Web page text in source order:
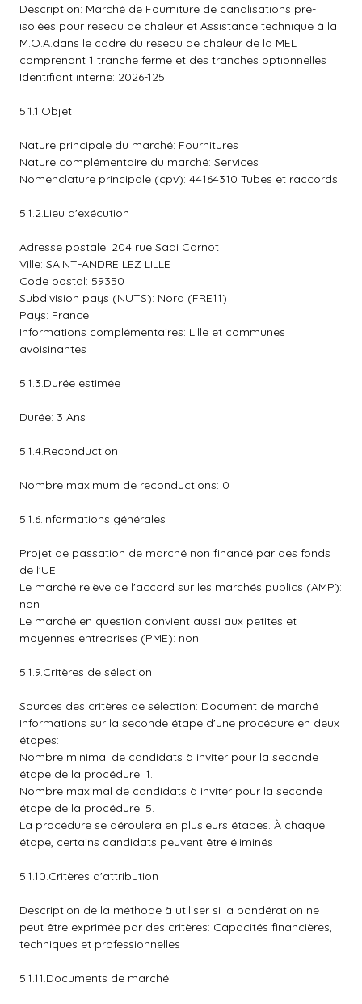
Description: Marché de Fourniture de canalisations pré-
isolées pour réseau de chaleur et Assistance technique à la
M.O.A.dans le cadre du réseau de chaleur de la MEL
comprenant 1 tranche ferme et des tranches optionnelles
Identifiant interne: 2026-125.
5.1.1.Objet
Nature principale du marché: Fournitures
Nature complémentaire du marché: Services
Nomenclature principale (cpv): 44164310 Tubes et raccords
5.1.2.Lieu d'exécution
Adresse postale: 204 rue Sadi Carnot
Ville: SAINT-ANDRE LEZ LILLE
Code postal: 59350
Subdivision pays (NUTS): Nord (FRE11)
Pays: France
Informations complémentaires: Lille et communes
avoisinantes
5.1.3.Durée estimée
Durée: 3 Ans
5.1.4.Reconduction
Nombre maximum de reconductions: 0
5.1.6.Informations générales
Projet de passation de marché non financé par des fonds
de l'UE
Le marché relève de l'accord sur les marchés publics (AMP):
non
Le marché en question convient aussi aux petites et
moyennes entreprises (PME): non
5.1.9.Critères de sélection
Sources des critères de sélection: Document de marché
Informations sur la seconde étape d'une procédure en deux
étapes:
Nombre minimal de candidats à inviter pour la seconde
étape de la procédure: 1.
Nombre maximal de candidats à inviter pour la seconde
étape de la procédure: 5.
La procédure se déroulera en plusieurs étapes. À chaque
étape, certains candidats peuvent être éliminés
5.1.10.Critères d'attribution
Description de la méthode à utiliser si la pondération ne
peut être exprimée par des critères: Capacités financières,
techniques et professionnelles
5.1.11.Documents de marché